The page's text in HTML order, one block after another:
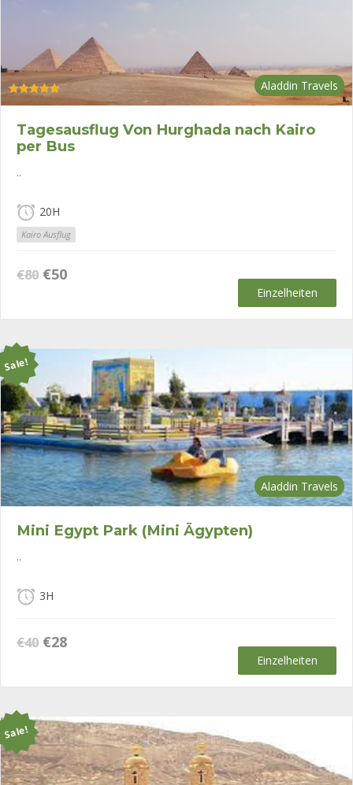
Aladdin Travels
Tagesausflug Von Hurghada nach Kairo
per Bus
..
20H
Kairo Ausflug
€80 Ursprünglicher
€80
€50Aktueller
€50.
Einzelheiten
Sale!
Aladdin Travels
Mini Egypt Park (Mini Ägypten)
..
3H
€40 Ursprünglicher
€40
€28Aktueller
€28.
Einzelheiten
Sale!